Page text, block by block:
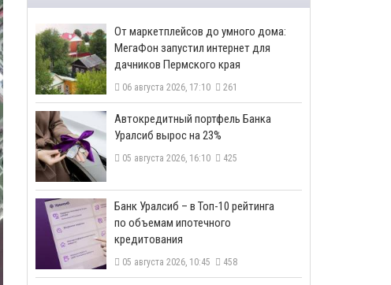
От маркетплейсов до умного дома:
МегаФон запустил интернет для
дачников Пермского края
06 августа 2026, 17:10 261
​Автокредитный портфель Банка
Уралсиб вырос на 23%
05 августа 2026, 16:10 425
​Банк Уралсиб – в Топ-10 рейтинга
по объемам ипотечного
кредитования
05 августа 2026, 10:45 458